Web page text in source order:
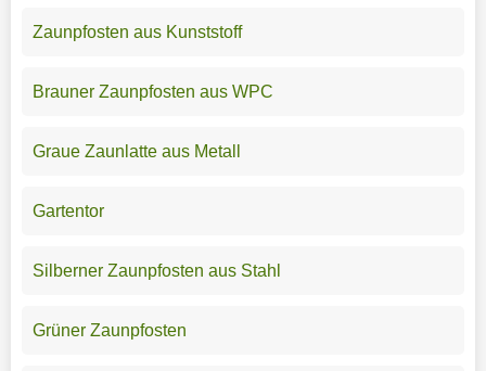
Zaunpfosten aus Kunststoff
Brauner Zaunpfosten aus WPC
Graue Zaunlatte aus Metall
Gartentor
Silberner Zaunpfosten aus Stahl
Grüner Zaunpfosten